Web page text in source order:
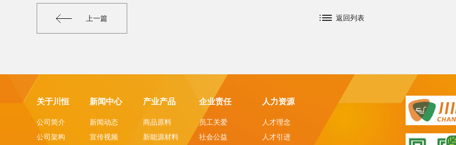
上一篇 返回列表
关于川恒
公司简介
公司架构
新闻中心
新闻动态
宣传视频
产业产品
商品原料
新能源材料
企业责任
员工关爱
社会公益
人力资源
人才理念
人才引进